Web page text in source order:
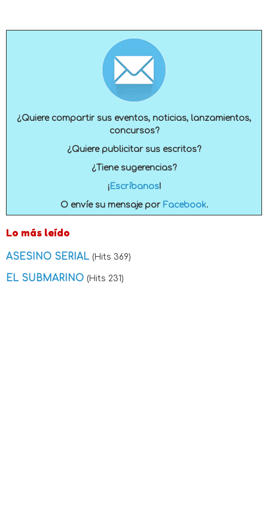
¿Quiere compartir sus eventos, noticias, lanzamientos,
concursos?
¿Quiere publicitar sus escritos?
¿Tiene sugerencias?
¡ Escríbanos!
O envíe su mensaje por Facebook.
Lo más leído
ASESINO SERIAL (Hits 369)
EL SUBMARINO (Hits 231)